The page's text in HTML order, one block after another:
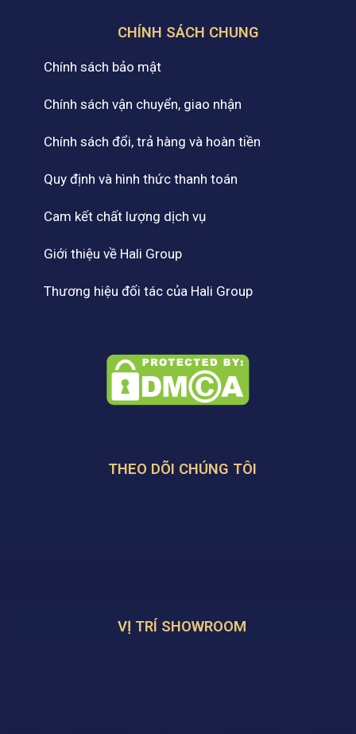
CHÍNH SÁCH CHUNG
Chính sách bảo mật
Chính sách vận chuyển, giao nhận
Chính sách đổi, trả hàng và hoàn tiền
Quy định và hình thức thanh toán
Cam kết chất lượng dịch vụ
Giới thiệu về Hali Group
Thương hiệu đối tác của Hali Group
THEO DÕI CHÚNG TÔI
VỊ TRÍ SHOWROOM